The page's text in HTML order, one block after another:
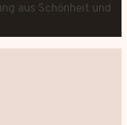
aus Schönheit und